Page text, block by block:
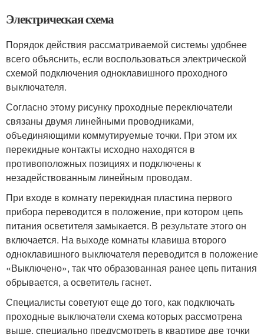
Электрическая схема
Порядок действия рассматриваемой системы удобнее
всего объяснить, если воспользоваться электрической
схемой подключения одноклавишного проходного
выключателя.
Согласно этому рисунку проходные переключатели
связаны двумя линейными проводниками,
объединяющими коммутируемые точки. При этом их
перекидные контакты исходно находятся в
противоположных позициях и подключены к
незадействованным линейным проводам.
При входе в комнату перекидная пластина первого
прибора переводится в положение, при котором цепь
питания осветителя замыкается. В результате этого он
включается. На выходе комнаты клавиша второго
одноклавишного выключателя переводится в положение
«Выключено», так что образованная ранее цепь питания
обрывается, а осветитель гаснет.
Специалисты советуют еще до того, как подключать
проходные выключатели схема которых рассмотрена
выше, специально предусмотреть в квартире две точки